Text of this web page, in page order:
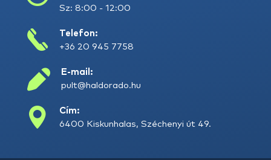
Sz: 8:00 - 12:00
Telefon:
+36 20 945 7758
E-mail:
pult@haldorado.hu
Cím:
6400 Kiskunhalas, Széchenyi út 49.